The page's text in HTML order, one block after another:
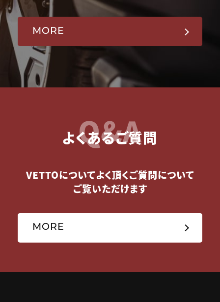
MORE
Q&A
よくあるご質問
VETTOについてよく頂くご質問について
ご覧いただけます
MORE